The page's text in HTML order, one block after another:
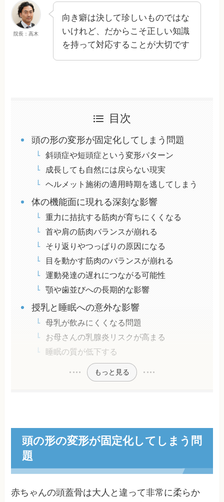
院長：高木
向き癖は決して珍しいものではな
いけれど、だからこそ正しい知識
を持って対応することが大切です
目次
頭の形の変形が固定化してしまう問題
斜頭症や短頭症という変形パターン
成長しても自然には戻らない現実
ヘルメット施術の適用時期を逃してしまう
体の機能面に現れる深刻な影響
重力に拮抗する筋肉が育ちにくくなる
首や肩の筋肉バランスが崩れる
そり返りやつっぱりの原因になる
目を動かす筋肉のバランスが崩れる
運動発達の遅れにつながる可能性
顎や歯並びへの長期的な影響
授乳と睡眠への意外な影響
母乳が飲みにくくなる問題
お母さんの乳腺炎リスクが高まる
睡眠の質が低下する
もっと見る
頭の形の変形が固定化してしまう問
題
赤ちゃんの頭蓋骨は大人と違って非常に柔らか